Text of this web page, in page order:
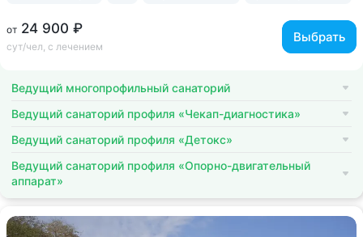
от 24 900 ₽
сут/чел, с лечением
Выбрать
Ведущий многопрофильный санаторий
Ведущий санаторий профиля «Чекап-диагностика»
Ведущий санаторий профиля «Детокс»
Ведущий санаторий профиля «Опорно-двигательный
аппарат»